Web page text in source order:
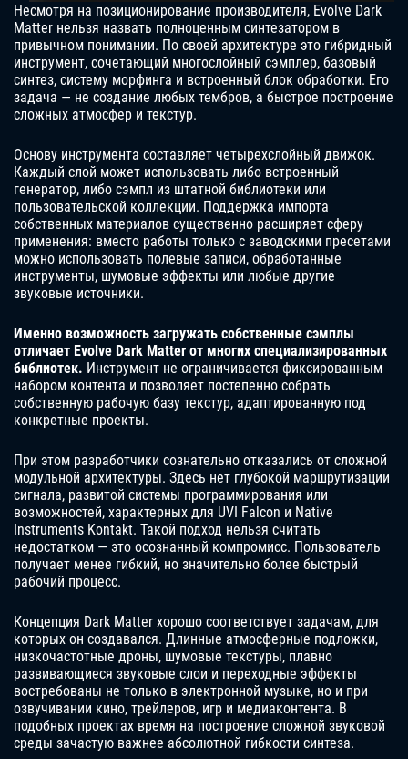
Несмотря на позиционирование производителя, Evolve Dark
Matter нельзя назвать полноценным синтезатором в
привычном понимании. По своей архитектуре это гибридный
инструмент, сочетающий многослойный сэмплер, базовый
синтез, систему морфинга и встроенный блок обработки. Его
задача — не создание любых тембров, а быстрое построение
сложных атмосфер и текстур.
Основу инструмента составляет четырехслойный движок.
Каждый слой может использовать либо встроенный
генератор, либо сэмпл из штатной библиотеки или
пользовательской коллекции. Поддержка импорта
собственных материалов существенно расширяет сферу
применения: вместо работы только с заводскими пресетами
можно использовать полевые записи, обработанные
инструменты, шумовые эффекты или любые другие
звуковые источники.
Именно возможность загружать собственные сэмплы
отличает Evolve Dark Matter от многих специализированных
библиотек. Инструмент не ограничивается фиксированным
набором контента и позволяет постепенно собрать
собственную рабочую базу текстур, адаптированную под
конкретные проекты.
При этом разработчики сознательно отказались от сложной
модульной архитектуры. Здесь нет глубокой маршрутизации
сигнала, развитой системы программирования или
возможностей, характерных для UVI Falcon и Native
Instruments Kontakt. Такой подход нельзя считать
недостатком — это осознанный компромисс. Пользователь
получает менее гибкий, но значительно более быстрый
рабочий процесс.
Концепция Dark Matter хорошо соответствует задачам, для
которых он создавался. Длинные атмосферные подложки,
низкочастотные дроны, шумовые текстуры, плавно
развивающиеся звуковые слои и переходные эффекты
востребованы не только в электронной музыке, но и при
озвучивании кино, трейлеров, игр и медиаконтента. В
подобных проектах время на построение сложной звуковой
среды зачастую важнее абсолютной гибкости синтеза.